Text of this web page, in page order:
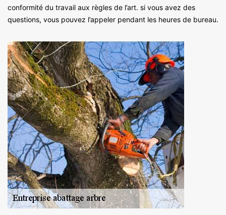
conformité du travail aux règles de l’art. si vous avez des
questions, vous pouvez l’appeler pendant les heures de bureau.